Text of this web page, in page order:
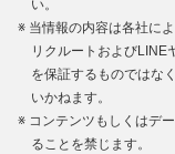
い。
当情報の内容は各社に
リクルートおよびLINE
を保証するものではな
いかねます。
コンテンツもしくはデ
ることを禁じます。